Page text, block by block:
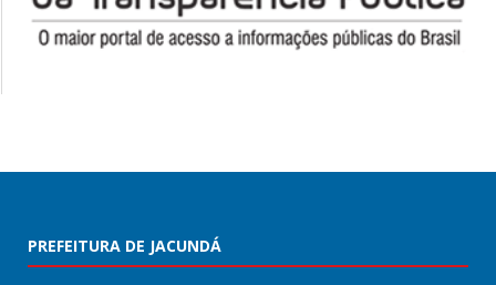
PREFEITURA DE JACUNDÁ